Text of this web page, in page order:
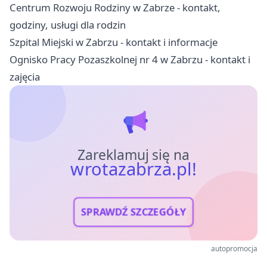
Centrum Rozwoju Rodziny w Zabrze - kontakt,
godziny, usługi dla rodzin
Szpital Miejski w Zabrzu - kontakt i informacje
Ognisko Pracy Pozaszkolnej nr 4 w Zabrzu - kontakt i
zajęcia
Zareklamuj się na
wrotazabrza.pl!
SPRAWDŹ SZCZEGÓŁY
autopromocja